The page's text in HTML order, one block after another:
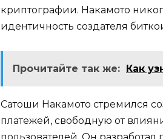
криптографии.​ Накамoтo
идентичность создателя
Прочитайте так же: Как
Сатоши Накамoто стремился
платежей, свободную oт